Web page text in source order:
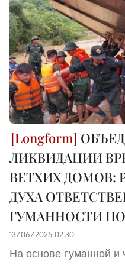
ЛИКВИДАЦИИ
ВЕТХИХ ДОМОВ:
ДУХА
ГУМАННОСТИ
13/06/2025 02:30
На основе гуманной и